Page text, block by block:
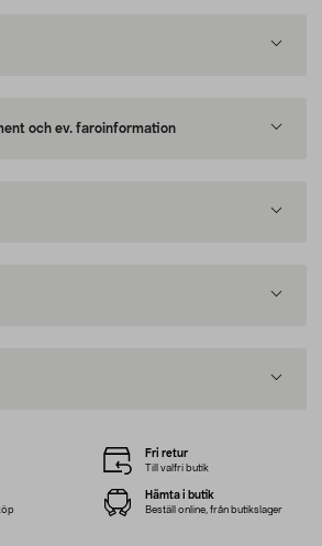
och ev. faroinformation
Fri retur
Till valfri butik
Hämta i butik
Beställ online, från butikslager